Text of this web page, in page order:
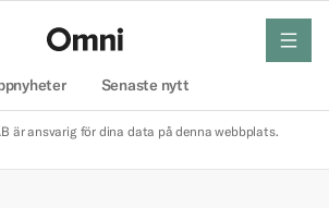
Senaste nytt
meny
är ansvarig för dina data på denna webbplats.